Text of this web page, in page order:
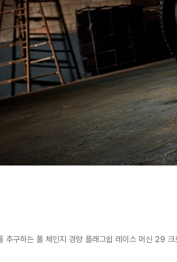
추구하는 풀 체인지 경량 플래그쉽 레이스 머신 29 크